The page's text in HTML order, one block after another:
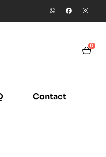
0
Contact